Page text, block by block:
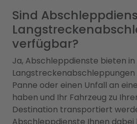
Sind
verfügbar?
Ja, Abschleppdienste bieten in
Langstreckenabschleppungen
Panne oder einen Unfall an
haben und Ihr Fahrzeug zu
Destination transportiert